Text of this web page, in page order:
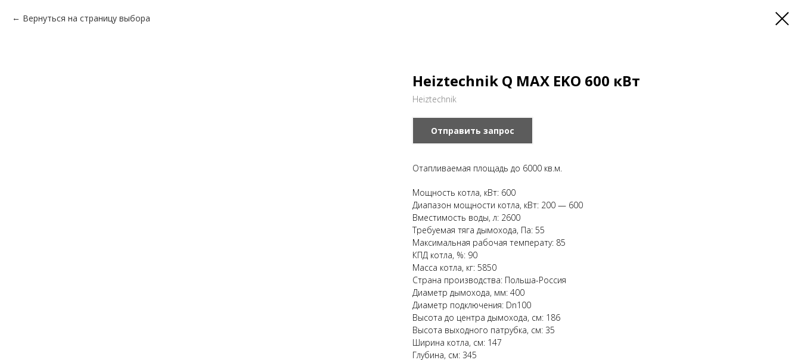
Вернуться на страницу выбора
Heiztechnik Q MAX EKO 600 кВт
Heiztechnik
Отправить запрос
Отапливаемая площадь до 6000 кв.м.
Мощность котла, кВт: 600
Диапазон мощности котла, кВт: 200 — 600
Вместимость воды, л: 2600
Требуемая тяга дымохода, Па: 55
Максимальная рабочая температу: 85
КПД котла, %: 90
Масса котла, кг: 5850
Страна производства: Польша-Россия
Диаметр дымохода, мм: 400
Диаметр подключения: Dn100
Высота до центра дымохода, см: 186
Высота выходного патрубка, см: 35
Ширина котла, см: 147
Глубина, см: 345